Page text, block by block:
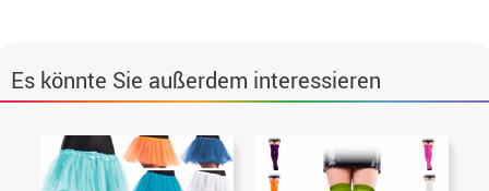
Es könnte Sie außerdem interessieren